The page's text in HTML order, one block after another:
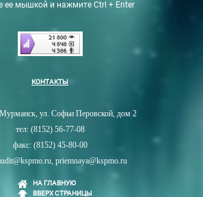
ее мышкой и нажмите Ctrl + Enter
КОНТАКТЫ
Мурманск, ул. Софьи Перовской, дом 2
тел: (8152) 56-77-08
факс: (8152) 45-80-00
priemnaya@kspmo.ru
НА ГЛАВНУЮ
ВВЕРХ СТРАНИЦЫ